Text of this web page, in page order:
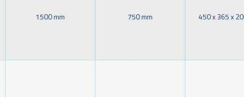
1500 mm 750 mm 450 x 365 x